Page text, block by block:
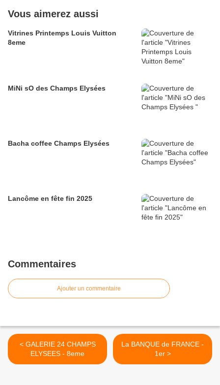
Vous aimerez aussi
Vitrines Printemps Louis Vuitton
8eme
MiNi sO des Champs Elysées
Bacha coffee Champs Elysées
Lancôme en fête fin 2025
Commentaires
Ajouter un commentaire
< GALERIE 24 CHAMPS
ELYSEES - 8eme
La BANQUE de FRANCE -
1er >